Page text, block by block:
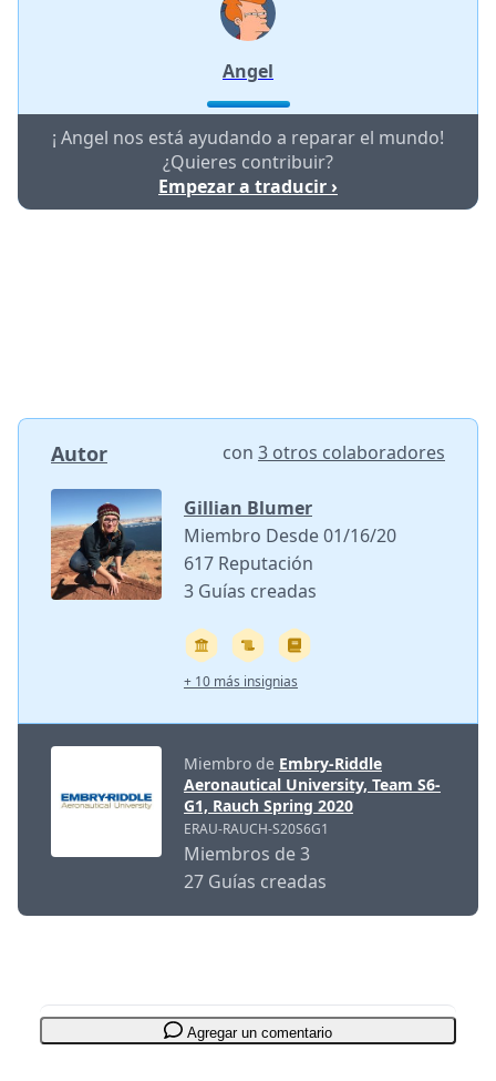
Angel
¡ Angel nos está ayudando a reparar el mundo!
¿Quieres contribuir?
Empezar a traducir ›
Autor con 3 otros colaboradores
Gillian Blumer
Miembro Desde 01/16/20
617 Reputación
3 Guías creadas
+ 10 más insignias
Miembro de Embry-Riddle
Aeronautical University, Team S6-
G1, Rauch Spring 2020
ERAU-RAUCH-S20S6G1
Miembros de 3
27 Guías creadas
Agregar un comentario